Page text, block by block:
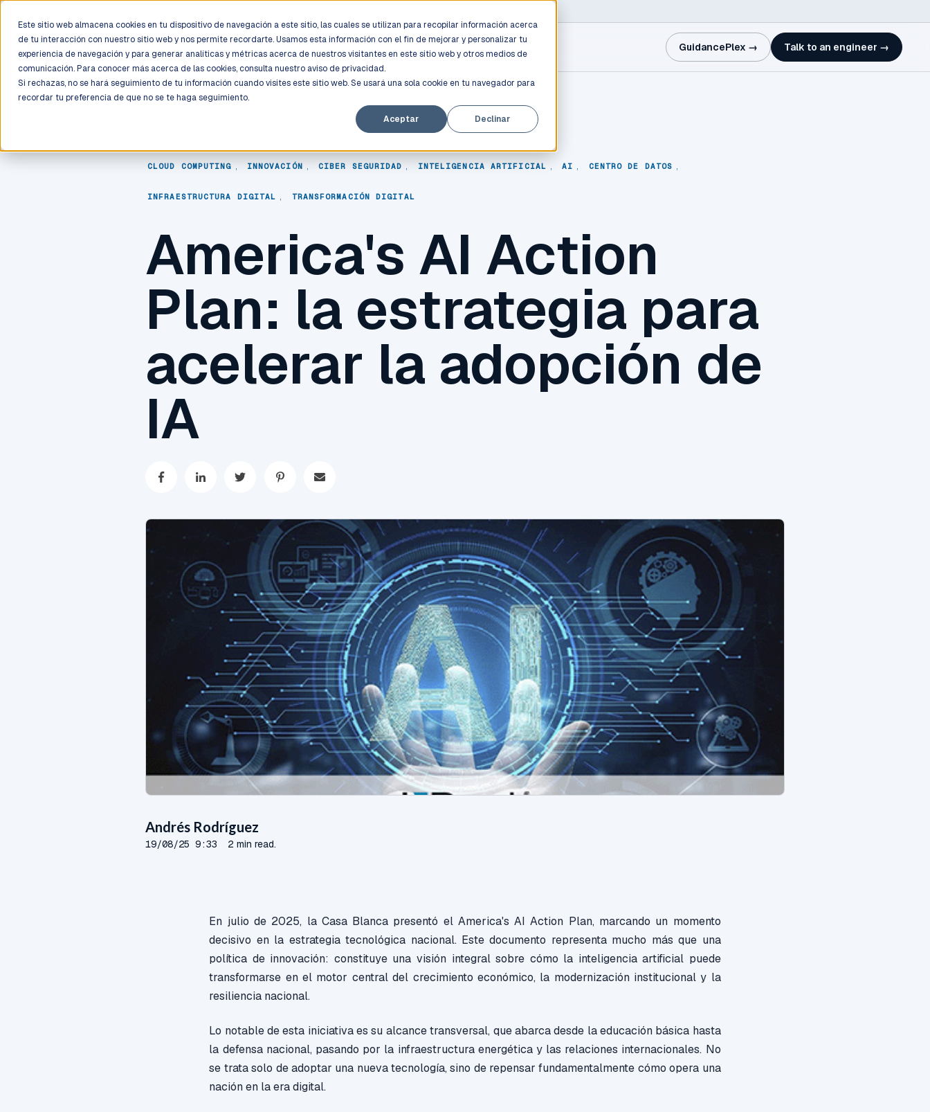
Este sitio web almacena cookies en tu dispositivo de navegación a este sitio, las cuales se utilizan para recopilar información acerca
de tu interacción con nuestro sitio web y nos permite recordarte. Usamos esta información con el fin de mejorar y personalizar tu
experiencia de navegación y para generar analíticas y métricas acerca de nuestros visitantes en este sitio web y otros medios de
comunicación. Para conocer más acerca de las cookies, consulta nuestro aviso de privacidad.
Si rechazas, no se hará seguimiento de tu información cuando visites este sitio web. Se usará una sola cookie en tu navegador para
recordar tu preferencia de que no se te haga seguimiento.
Aceptar
Declinar
Process GuidancePlex → Talk to an engineer →
CLOUD COMPUTING INNOVACIÓN CIBER SEGURIDAD INTELIGENCIA ARTIFICIAL AI CENTRO DE DATOS
INFRAESTRUCTURA DIGITAL TRANSFORMACIÓN DIGITAL
America's AI Action
Plan: la estrategia para
acelerar la adopción de
IA
Andrés Rodríguez
19/08/25 9:33 2 min read.
En julio de 2025, la Casa Blanca presentó el America's AI Action Plan, marcando un momento
decisivo en la estrategia tecnológica nacional. Este documento representa mucho más que una
política de innovación: constituye una visión integral sobre cómo la inteligencia artificial puede
transformarse en el motor central del crecimiento económico, la modernización institucional y la
resiliencia nacional.
Lo notable de esta iniciativa es su alcance transversal, que abarca desde la educación básica hasta
la defensa nacional, pasando por la infraestructura energética y las relaciones internacionales. No
se trata solo de adoptar una nueva tecnología, sino de repensar fundamentalmente cómo opera una
nación en la era digital.